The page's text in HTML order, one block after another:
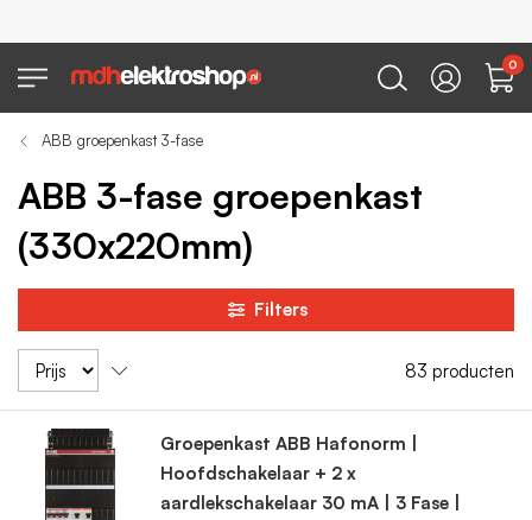
0
ABB groepenkast 3-fase
ABB 3-fase groepenkast
(330x220mm)
Filters
83 producten
Groepenkast ABB Hafonorm |
Hoofdschakelaar + 2 x
aardlekschakelaar 30 mA | 3 Fase |